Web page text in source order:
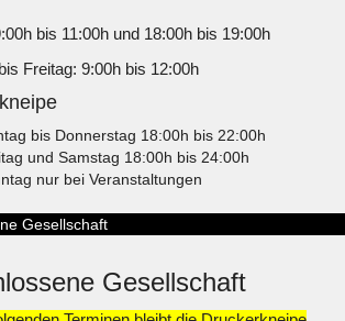
bis 11:00h und 18:00h bis 19:00h
Freitag: 9:00h bis 12:00h
bis Donnerstag 18:00h bis 22:00h
und Samstag 18:00h bis 24:00h
nur bei Veranstaltungen
Gesellschaft
Gesellschaft